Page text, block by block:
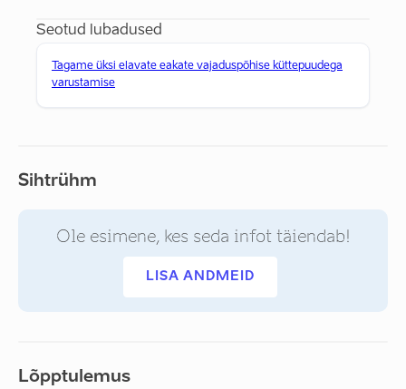
Seotud lubadused
Tagame üksi elavate eakate vajaduspõhise küttepuudega
varustamise
Sihtrühm
Ole esimene, kes seda infot täiendab!
LISA ANDMEID
Lõpptulemus